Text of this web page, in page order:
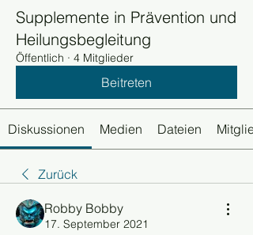
Supplemente in Prävention und
Heilungsbegleitung
Öffentlich · 4 Mitglieder
Beitreten
Diskussionen Medien Dateien
Zurück
Robby Bobby
17. September 2021